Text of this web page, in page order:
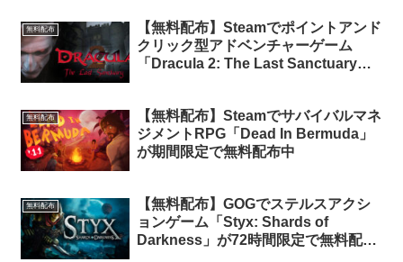
無料配布
【無料配布】Steamでポイントアンド
クリック型アドベンチャーゲーム
「Dracula 2: The Last Sanctuary」
無料配布
【無料配布】Steamでサバイバルマネ
ジメントRPG「Dead In Bermuda」
が期間限定で無料配布中
無料配布
【無料配布】GOGでステルスアクシ
ョンゲーム「Styx: Shards of
Darkness」が72時間限定で無料配布